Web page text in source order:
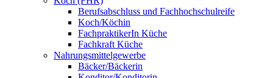
Berufsabschluss und Fachhochschulreife
Koch/Köchin
FachpraktikerIn Küche
Fachkraft Küche
Nahrungsmittelgewerbe
Bäcker/Bäckerin